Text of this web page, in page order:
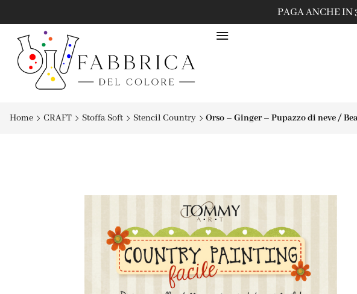
PAGA ANCHE IN
Home CRAFT Stoffa Soft Stencil Country Orso – Ginger – Pupazzo di neve /